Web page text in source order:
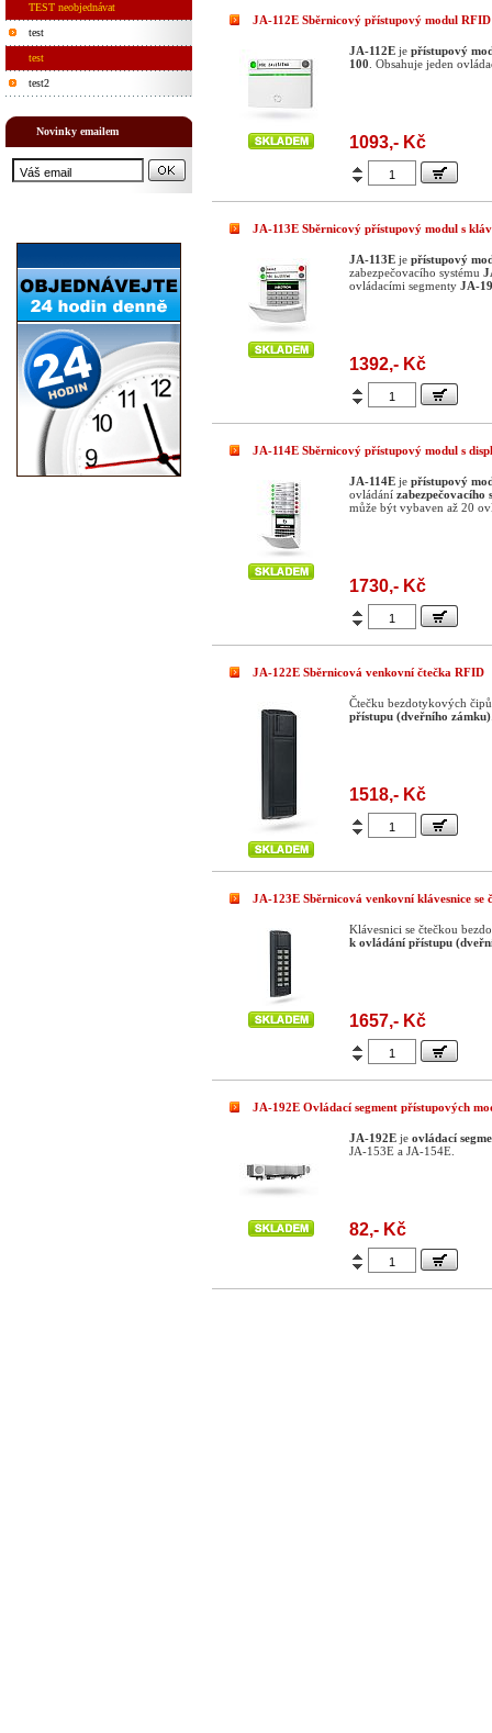
TEST neobjednávat
test
test
test2
Novinky emailem
JA-112E Sběrnicový přístupový modul RFID
JA-112E je přístupový
100 . Obsahuje jeden
1093,- Kč
JA-113E Sběrnicový přístupový modul s
JA-113E je přístupový
zabezpečovacího systému
ovládacími segmenty JA-
1392,- Kč
JA-114E Sběrnicový přístupový modul s
JA-114E je přístupový
ovládání zabezpečovacího
může být vybaven až 20
1730,- Kč
JA-122E Sběrnicová venkovní čtečka RFID
Čtečku bezdotykových
přístupu (dveřního zámku)
1518,- Kč
JA-123E Sběrnicová venkovní klávesnice se
Klávesnici se čtečkou
k ovládání přístupu
1657,- Kč
JA-192E Ovládací segment přístupových
JA-192E je ovládací
JA-153E a JA-154E.
82,- Kč